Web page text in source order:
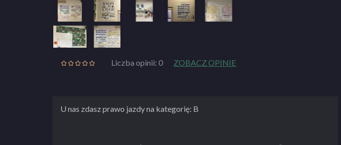
Liczba opinii: 0 ZOBACZ OPINIE
U nas zdasz prawo jazdy na kategorię: B